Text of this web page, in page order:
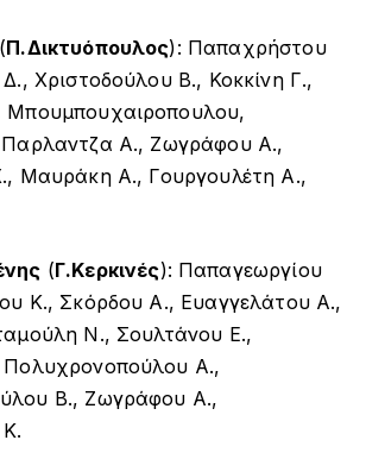
(Π.Δικτυόπουλος): Παπαχρήστου
Χριστοδούλου Β., Κοκκίνη Γ.,
Α., Ζωγράφου Α.,
Μαυράκη Α., Γουργουλέτη Α.,
(Γ.Κερκινές): Παπαγεωργίου
Κ., Σκόρδου Α., Ευαγγελάτου Α.,
Ν., Σουλτάνου Ε.,
Α.,
Β., Ζωγράφου Α.,